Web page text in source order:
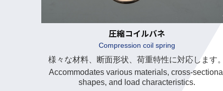
圧縮コイルバネ
Compression coil spring
様々な材料、断面形状、荷重特性に対応します。
Accommodates various materials, cross-sectional
shapes, and load characteristics.